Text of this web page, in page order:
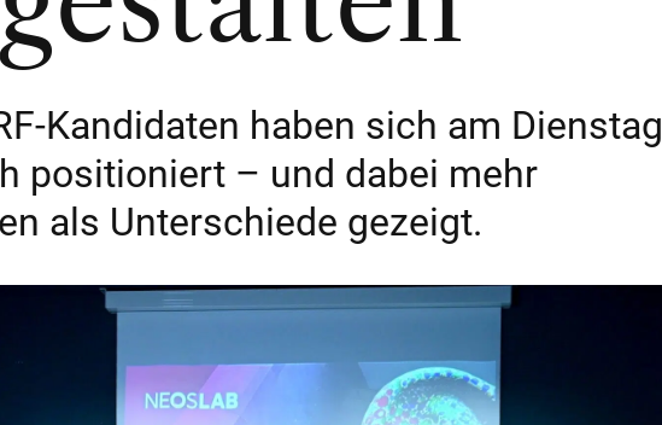
Kandidaten haben sich am Dienstag
positioniert – und dabei mehr
als Unterschiede gezeigt.